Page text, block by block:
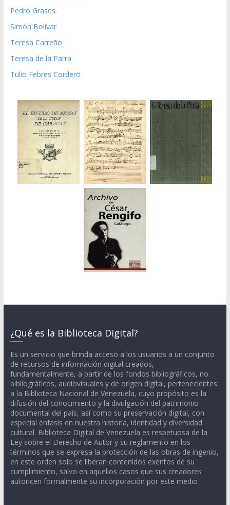
Pedro Grases
Simón Bolívar
Teresa Carreño
Teresa de la Parra
Tulio Febres Cordero
¿Qué es la Biblioteca Digital?
Es un servicio que brinda acceso a los usuarios a un conjunto
de recursos de información digital creados,
fundamentalmente, a partir de los fondos bibliográficos, no
bibliográficos, audiovisuales y de origen digital, pertenecientes
a la Biblioteca Nacional de Venezuela, cuyo propósito es la
difusión del conocimiento y la divulgación del patrimonio
documental del país, así como su preservación digital, con
especial énfasis en nuestra historia, identidad y diversidad
cultural. Biblioteca Digital de Venezuela es respetuosa de la
Ley sobre el Derecho de Autor y su reglamento en los
términos que se expresa la protección de las obras de ingenio,
en este orden solo se liberan contenidos exentos de su
cumplimiento, salvo en aquellos casos que sus creadores
autoricen formalmente su incorporación por este medio